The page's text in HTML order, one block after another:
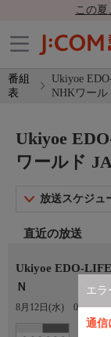
この
番組
表
Ukiyoe
NHKワール
エラ
通信
Ukiyoe
ワールド
放送スケジュ
直近の放送
Ukiyoe EDO-
Ｎ
8月12日(水) 03:55〜
Ch.307